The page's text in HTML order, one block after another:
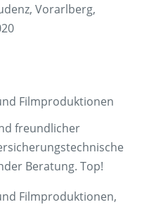
Vorarlberg,
Filmproduktionen
freundlicher
Beratung. Top!
Filmproduktionen,